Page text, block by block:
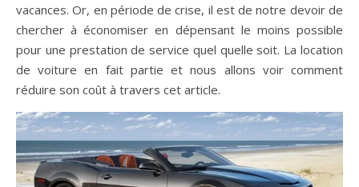
vacances. Or, en période de crise, il est de notre devoir de
chercher à économiser en dépensant le moins possible
pour une prestation de service quel quelle soit. La location
de voiture en fait partie et nous allons voir comment
réduire son coût à travers cet article.